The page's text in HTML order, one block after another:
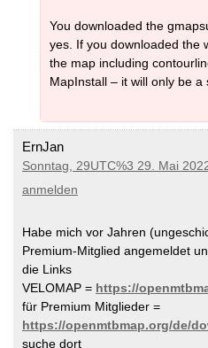
You downloaded the
yes. If you downloaded the
the map including
MapInstall – it will only be a
ErnJan
Sonntag, 29UTC%3 29. Mai
anmelden
Habe mich vor Jahren
Premium-Mitglied angemeldet
die Links
VELOMAP = https://
für Premium Mitglieder =
https://openmtbmap.org/de/
suche dort